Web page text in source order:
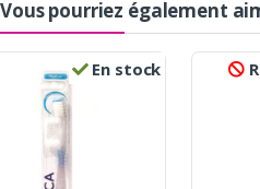
Vous pourriez également
En stock